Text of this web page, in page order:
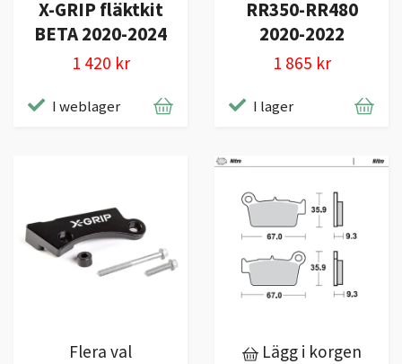
X-GRIP fläktkit
BETA 2020-2024
1 420 kr
I weblager
RR350-RR480
2020-2022
1 865 kr
I lager
Flera val Lägg i korgen